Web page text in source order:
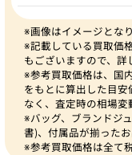
※画像はイメージとなり
※記載している買取価
もございますので、詳
※参考買取価格は、国
をもとに算出した目
なく、査定時の相場変
※バッグ、ブランドジ
書)、付属品が揃ったお
※参考買取価格は全て